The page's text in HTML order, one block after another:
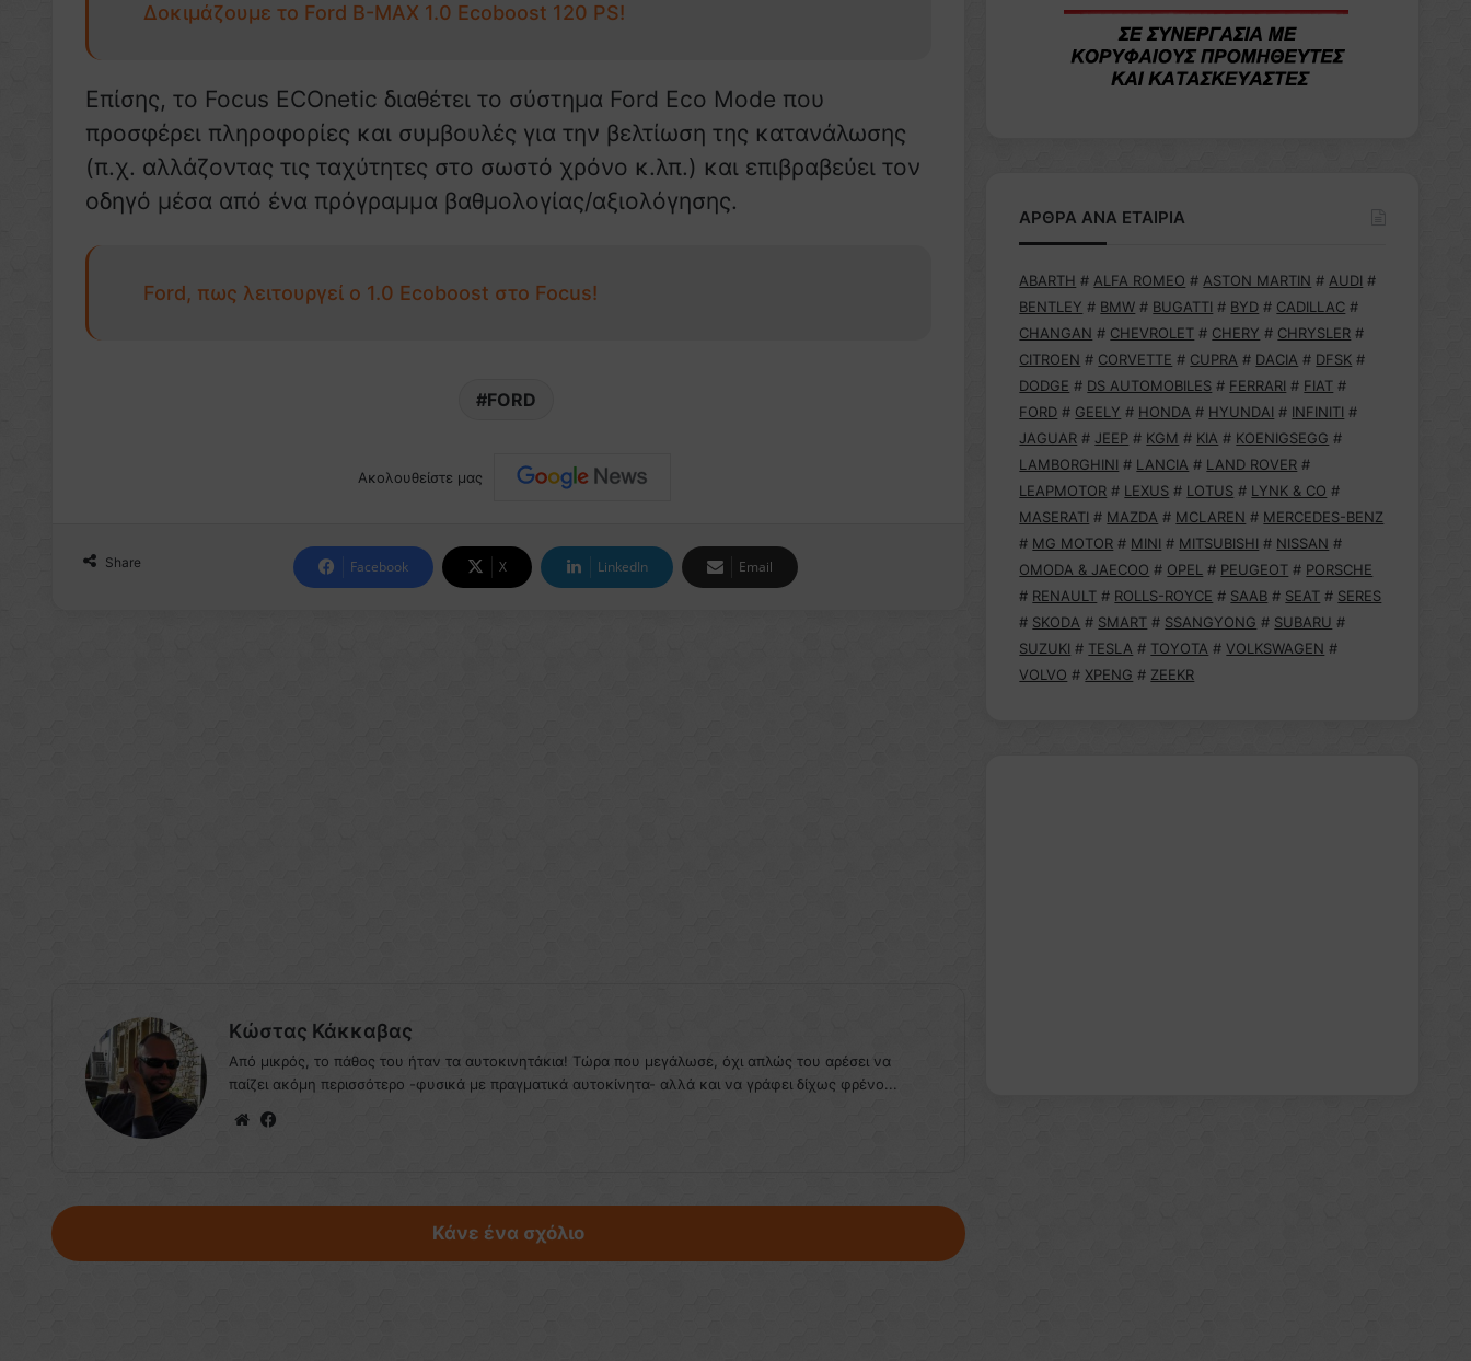
Δοκιμάζουμε το Ford B-MAX 1.0 Ecoboost 120 PS!
Επίσης, το Focus ECOnetic διαθέτει το σύστημα Ford Eco Mode που
προσφέρει πληροφορίες και συμβουλές για την βελτίωση της κατανάλωσης
(π.χ. αλλάζοντας τις ταχύτητες στο σωστό χρόνο κ.λπ.) και επιβραβεύει τον
οδηγό μέσα από ένα πρόγραμμα βαθμολογίας/αξιολόγησης.
Ford, πως λειτουργεί ο 1.0 Ecoboost στο Focus!
FORD
Ακολουθείστε μας
Share Facebook X LinkedIn Email
Κώστας Κάκκαβας
Από μικρός, το πάθος του ήταν τα αυτοκινητάκια! Τώρα που μεγάλωσε, όχι απλώς του αρέσει να
παίζει ακόμη περισσότερο -φυσικά με πραγματικά αυτοκίνητα- αλλά και να γράφει δίχως φρένο...
We
Κάνε ένα σχόλιο
ΑΡΘΡΑ ΑΝΑ ΕΤΑΙΡΙΑ
ABARTH # ALFA ROMEO # ASTON MARTIN # AUDI #
BENTLEY # BMW # BUGATTI # BYD # CADILLAC #
CHANGAN # CHEVROLET # CHERY # CHRYSLER #
CITROEN # CORVETTE # CUPRA # DACIA # DFSK #
DODGE # DS AUTOMOBILES # FERRARI # FIAT #
FORD # GEELY # HONDA # HYUNDAI # INFINITI #
JAGUAR # JEEP # KGM # KIA # KOENIGSEGG #
LAMBORGHINI # LANCIA # LAND ROVER #
LEAPMOTOR # LEXUS # LOTUS # LYNK & CO #
MASERATI # MAZDA # MCLAREN # MERCEDES-BENZ
# MG MOTOR # MINI # MITSUBISHI # NISSAN #
OMODA & JAECOO # OPEL # PEUGEOT # PORSCHE
# RENAULT # ROLLS-ROYCE # SAAB # SEAT # SERES
# SKODA # SMART # SSANGYONG # SUBARU #
SUZUKI # TESLA # TOYOTA # VOLKSWAGEN #
VOLVO # XPENG # ZEEKR